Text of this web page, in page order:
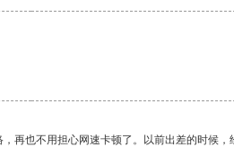
也不用担心网速卡顿了。以前出差的时候